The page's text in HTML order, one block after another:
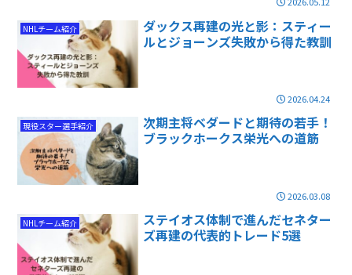
NHLチーム紹介
ダックス再建の光と影：スティー
ルとジョーンズ失敗から得た教訓
2026.04.24
現役スター選手紹介
次期主将ベダードと期待の若手！
ブラックホークス栄光への道筋
2026.03.08
NHLチーム紹介
ステイオス体制で進んだセネター
ズ再建の代表的トレード5選